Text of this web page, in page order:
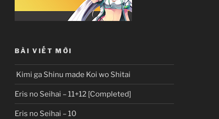
BÀI VIẾT MỚI
Kimi ga Shinu made Koi wo Shitai
Eris no Seihai – 11+12 [Completed]
Eris no Seihai – 10